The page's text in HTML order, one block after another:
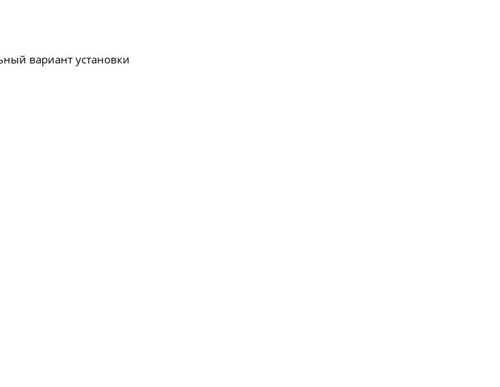
вариант установки